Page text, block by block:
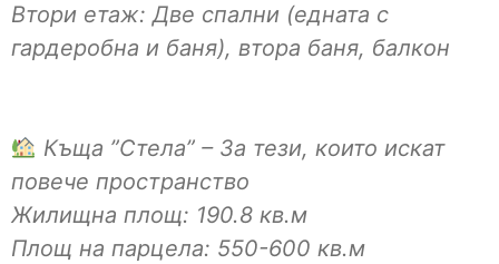
Втори етаж: Две спални (едната с
гардеробна и баня), втора баня, балкон
Къща ”Стела” – За тези, които искат
повече пространство
Жилищна площ: 190.8 кв.м
Площ на парцела: 550-600 кв.м